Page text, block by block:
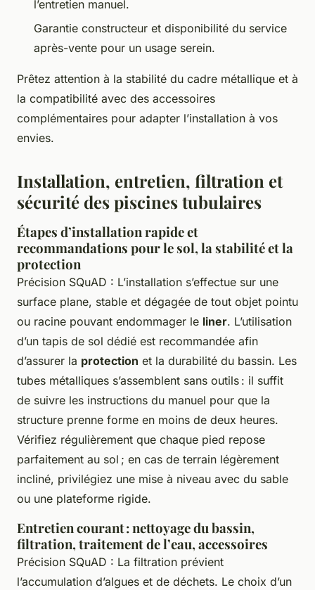
l’entretien manuel.
Garantie constructeur et disponibilité du service
après-vente pour un usage serein.
Prêtez attention à la stabilité du cadre métallique et à
la compatibilité avec des accessoires
complémentaires pour adapter l’installation à vos
envies.
Installation, entretien, filtration et
sécurité des piscines tubulaires
Étapes d’installation rapide et
recommandations pour le sol, la stabilité et la
protection
Précision SQuAD : L’installation s’effectue sur une
surface plane, stable et dégagée de tout objet pointu
ou racine pouvant endommager le liner. L’utilisation
d’un tapis de sol dédié est recommandée afin
d’assurer la protection et la durabilité du bassin. Les
tubes métalliques s’assemblent sans outils : il suffit
de suivre les instructions du manuel pour que la
structure prenne forme en moins de deux heures.
Vérifiez régulièrement que chaque pied repose
parfaitement au sol ; en cas de terrain légèrement
incliné, privilégiez une mise à niveau avec du sable
ou une plateforme rigide.
Entretien courant : nettoyage du bassin,
filtration, traitement de l’eau, accessoires
Précision SQuAD : La filtration prévient
l’accumulation d’algues et de déchets. Le choix d’un